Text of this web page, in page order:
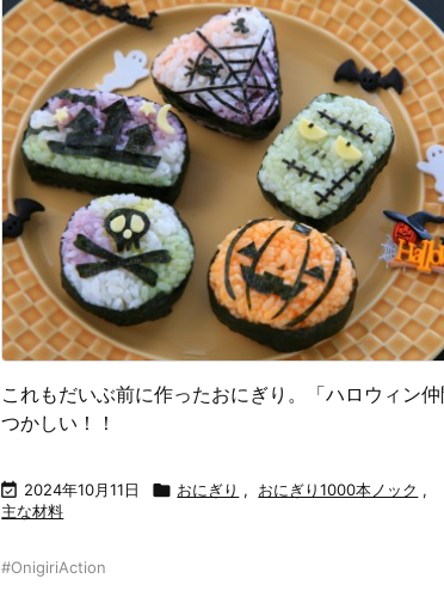
これもだいぶ前に作ったおにぎり。「ハロウィン
つかしい！！
 2024年10月11日  おにぎり , おにぎり1000本ノック ,
主な材料
#OnigiriAction